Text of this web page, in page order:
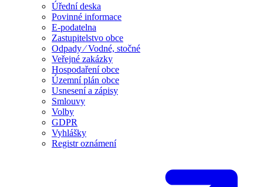
Úřední deska
Povinné informace
E-podatelna
Zastupitelstvo obce
Odpady ⁄ Vodné, stočné
Veřejné zakázky
Hospodaření obce
Územní plán obce
Usnesení a zápisy
Smlouvy
Volby
GDPR
Vyhlášky
Registr oznámení